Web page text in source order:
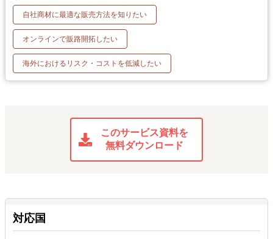
自社商材に最適な販売方法を知りたい
オンラインで販路開拓したい
海外におけるリスク・コストを低減したい
このサービス資料を
無料ダウンロード
対応国